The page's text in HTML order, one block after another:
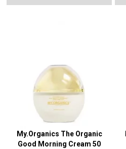
My.Organics The Organic
Good Morning Cream 50